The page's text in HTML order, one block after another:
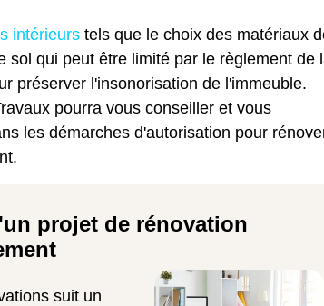
intérieurs tels que le choix des matériaux
sol qui peut être limité par le règlement de
préserver l'insonorisation de l'immeuble.
pourra vous conseiller et vous
les démarches d'autorisation pour
projet de rénovation
suit un